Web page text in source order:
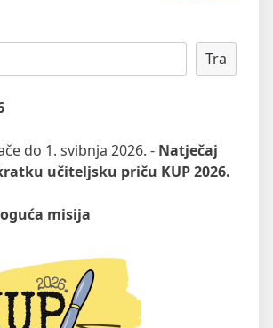
Tra
do 1. svibnja 2026. - Natječaj
učiteljsku priču KUP 2026.
misija